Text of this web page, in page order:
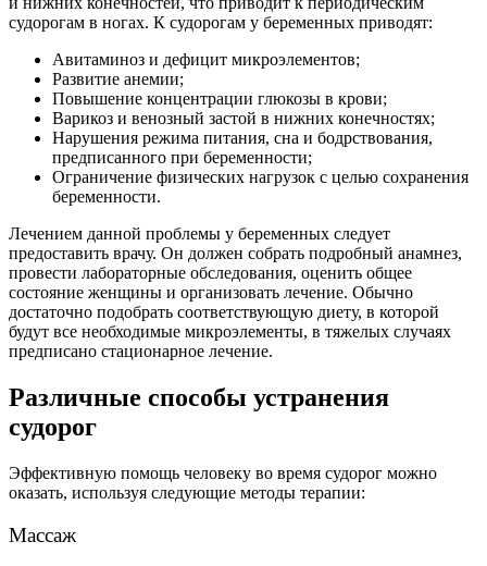
судорогам в ногах. К судорогам у беременных приводят:
Авитаминоз и дефицит микроэлементов;
Развитие анемии;
Повышение концентрации глюкозы в крови;
Варикоз и венозный застой в нижних конечностях;
Нарушения режима питания, сна и бодрствования,
предписанного при беременности;
Ограничение физических нагрузок с целью сохранения
беременности.
Лечением данной проблемы у беременных следует
предоставить врачу. Он должен собрать подробный анамнез,
провести лабораторные обследования, оценить общее
состояние женщины и организовать лечение. Обычно
достаточно подобрать соответствующую диету, в которой
будут все необходимые микроэлементы, в тяжелых случаях
предписано стационарное лечение.
Различные способы устранения
судорог
Эффективную помощь человеку во время судорог можно
оказать, используя следующие методы терапии:
Массаж